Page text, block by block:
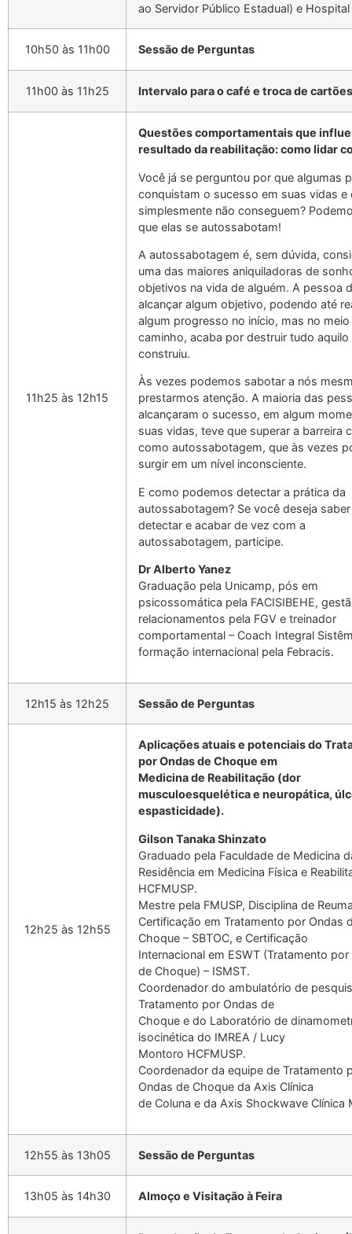
ao Servidor Público Estadual) e Hospital
10h50 às 11h00 Sessão de Perguntas
11h00 às 11h25 Intervalo para o café e troca de cartões
11h25 às 12h15
Questões comportamentais que
resultado da reabilitação: como lidar
Você já se perguntou por que algumas
conquistam o sucesso em suas vidas e
simplesmente não conseguem?
que elas se autossabotam!
A autossabotagem é, sem dúvida,
uma das maiores aniquiladoras de
objetivos na vida de alguém. A pessoa
alcançar algum objetivo, podendo até
algum progresso no início, mas no
caminho, acaba por destruir tudo aquilo
construiu.
Às vezes podemos sabotar a nós
prestarmos atenção. A maioria das
alcançaram o sucesso, em algum
suas vidas, teve que superar a barreira
como autossabotagem, que às vezes
surgir em um nível inconsciente.
E como podemos detectar a prática da
autossabotagem? Se você deseja
detectar e acabar de vez com a
autossabotagem, participe.
Dr Alberto Yanez
Graduação pela Unicamp, pós em
psicossomática pela FACISIBEHE,
relacionamentos pela FGV e treinador
comportamental – Coach Integral
formação internacional pela Febracis.
12h15 às 12h25 Sessão de Perguntas
12h25 às 12h55
Aplicações atuais e potenciais do
por Ondas de Choque em
Medicina de Reabilitação (dor
musculoesquelética e neuropática,
espasticidade).
Gilson Tanaka Shinzato
Graduado pela Faculdade de Medicina
Residência em Medicina Física e
HCFMUSP.
Mestre pela FMUSP, Disciplina de
Certificação em Tratamento por Ondas
Choque – SBTOC, e Certificação
Internacional em ESWT (Tratamento por
de Choque) – ISMST.
Coordenador do ambulatório de
Tratamento por Ondas de
Choque e do Laboratório de
isocinética do IMREA / Lucy
Montoro HCFMUSP.
Coordenador da equipe de Tratamento
Ondas de Choque da Axis Clínica
de Coluna e da Axis Shockwave Clínica
12h55 às 13h05 Sessão de Perguntas
13h05 às 14h30 Almoço e Visitação à Feira